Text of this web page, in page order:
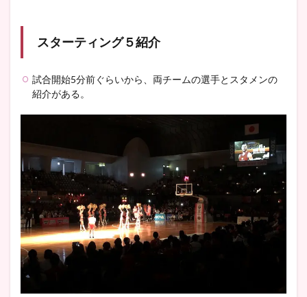
スターティング５紹介
試合開始5分前ぐらいから、両チームの選手とスタメンの
紹介がある。